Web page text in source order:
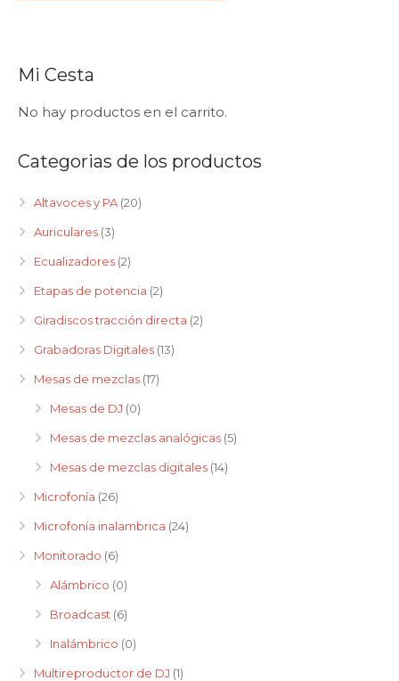
Mi Cesta
No hay productos en el carrito.
Categorias de los productos
Altavoces y PA (20)
Auriculares (3)
Ecualizadores (2)
Etapas de potencia (2)
Giradiscos tracción directa (2)
Grabadoras Digitales (13)
Mesas de mezclas (17)
Mesas de DJ (0)
Mesas de mezclas analógicas (5)
Mesas de mezclas digitales (14)
Microfonía (26)
Microfonía inalambrica (24)
Monitorado (6)
Alámbrico (0)
Broadcast (6)
Inalámbrico (0)
Multireproductor de DJ (1)